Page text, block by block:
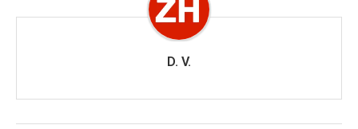
D. V.